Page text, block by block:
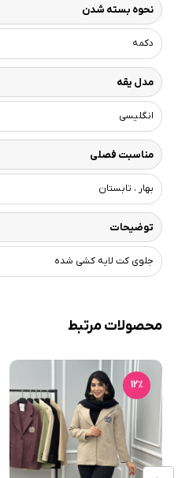
نحوه بسته شدن
دکمه
مدل یقه
انگلیسی
مناسبت فصلی
بهار ، تابستان
توضیحات
جلوی کت لایه کشی شده
محصولات مرتبط
12٪